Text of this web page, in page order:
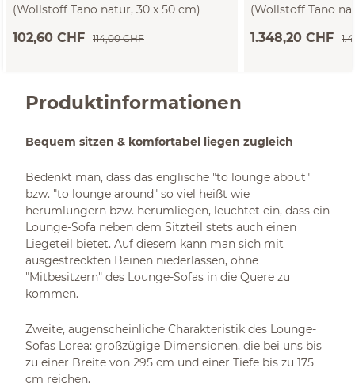
(Wollstoff Tano natur, 30 x 50 cm)
102,60 CHF 114,00 CHF
(Wollstoff Tano
1.348,20 CHF
Produktinformationen
Bequem sitzen & komfortabel liegen zugleich
Bedenkt man, dass das englische "to lounge about"
bzw. "to lounge around" so viel heißt wie
herumlungern bzw. herumliegen, leuchtet ein, dass ein
Lounge-Sofa neben dem Sitzteil stets auch einen
Liegeteil bietet. Auf diesem kann man sich mit
ausgestreckten Beinen niederlassen, ohne
"Mitbesitzern" des Lounge-Sofas in die Quere zu
kommen.
Zweite, augenscheinliche Charakteristik des Lounge-
Sofas Lorea: großzügige Dimensionen, die bei uns bis
zu einer Breite von 295 cm und einer Tiefe bis zu 175
cm reichen.